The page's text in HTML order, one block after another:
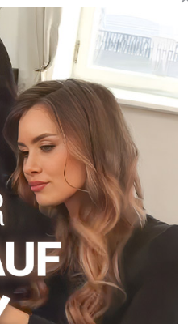
uns zu kontaktieren, wir füllen
Diskussion 0
für einen natürlichen
das Tragen mit offeneren